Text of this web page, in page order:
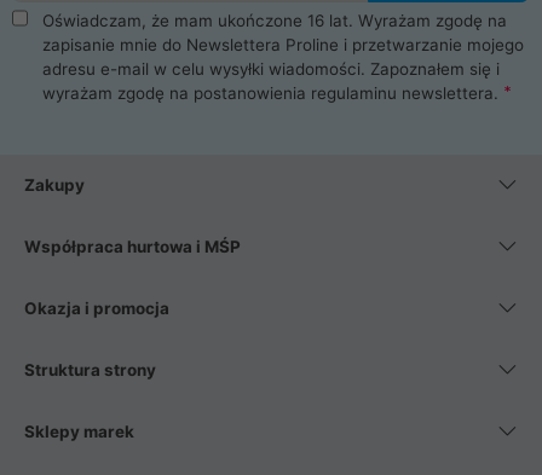
takie jak procesory, karty graficzne, płyty główne, pamięci,
dyski SSD, M.2 oraz HDD. Nasi pracownicy pomogą Ci wybrać
najlepszy zasilacz komputerowy oraz obudowę do komputera.
Poza komputerami mamy również najlepsze na rynku
Smartfony takich producentów jak Xiaomi, Apple, Samsung i
wentylatory. Na koniec mając już to wszystko, możesz
Oświadczam, że mam ukończone 16 lat. Wyrażam zgodę na
zapisanie mnie do Newslettera Proline i przetwarzanie mojego
adresu e-mail w celu wysyłki wiadomości. Zapoznałem się i
wyrażam zgodę na postanowienia regulaminu newslettera.
Zakupy
Współpraca hurtowa i MŚP
Okazja i promocja
Struktura strony
Sklepy marek